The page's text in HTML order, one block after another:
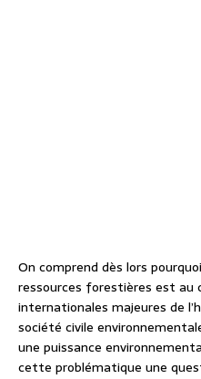
On comprend dès lors
ressources forestières est au
internationales majeures de
société civile
une puissance
cette problématique une